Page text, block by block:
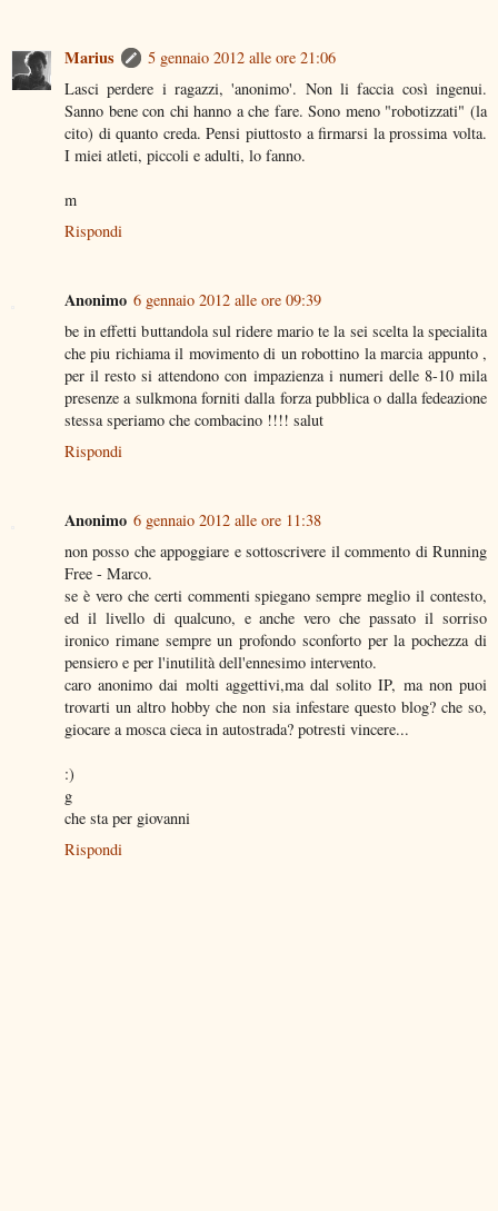
Marius
5 gennaio 2012 alle ore 21:06
Lasci perdere i ragazzi, 'anonimo'. Non li faccia così ingenui.
Sanno bene con chi hanno a che fare. Sono meno "robotizzati" (la
cito) di quanto creda. Pensi piuttosto a firmarsi la prossima volta.
I miei atleti, piccoli e adulti, lo fanno.
m
Rispondi
Anonimo 6 gennaio 2012 alle ore 09:39
be in effetti buttandola sul ridere mario te la sei scelta la specialita
che piu richiama il movimento di un robottino la marcia appunto ,
per il resto si attendono con impazienza i numeri delle 8-10 mila
presenze a sulkmona forniti dalla forza pubblica o dalla fedeazione
stessa speriamo che combacino !!!! salut
Rispondi
Anonimo 6 gennaio 2012 alle ore 11:38
non posso che appoggiare e sottoscrivere il commento di Running
Free - Marco.
se è vero che certi commenti spiegano sempre meglio il contesto,
ed il livello di qualcuno, e anche vero che passato il sorriso
ironico rimane sempre un profondo sconforto per la pochezza di
pensiero e per l'inutilità dell'ennesimo intervento.
caro anonimo dai molti aggettivi,ma dal solito IP, ma non puoi
trovarti un altro hobby che non sia infestare questo blog? che so,
giocare a mosca cieca in autostrada? potresti vincere...
:)
g
che sta per giovanni
Rispondi